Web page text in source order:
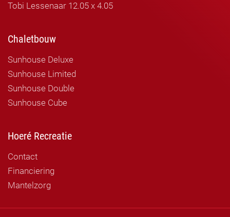
Tobi Lessenaar 12.05 x 4.05
Chaletbouw
Sunhouse Deluxe
Sunhouse Limited
Sunhouse Double
Sunhouse Cube
Hoeré Recreatie
Contact
Financiering
Mantelzorg